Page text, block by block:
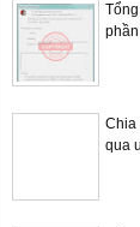
Chia
qua